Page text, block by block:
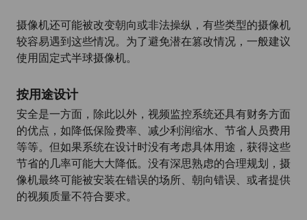
摄像机还可能被改变朝向或非法操纵，有些类型的摄像机
较容易遇到这些情况。为了避免潜在篡改情况，一般建议
使用固定式半球摄像机。
按用途设计
安全是一方面，除此以外，视频监控系统还具有财务方面
的优点，如降低保险费率、减少利润缩水、节省人员费用
等等。但如果系统在设计时没有考虑具体用途，获得这些
节省的几率可能大大降低。没有深思熟虑的合理规划，摄
像机最终可能被安装在错误的场所、朝向错误、或者提供
的视频质量不符合要求。